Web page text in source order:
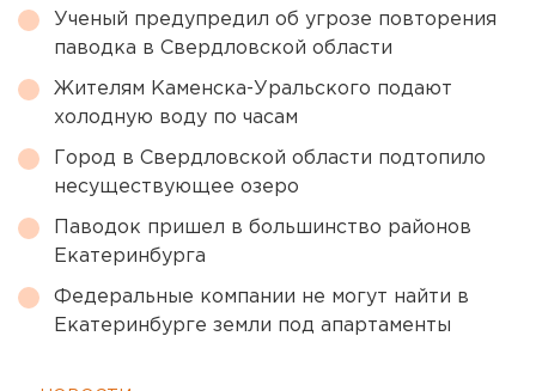
Ученый предупредил об угрозе повторения
паводка в Свердловской области
Жителям Каменска-Уральского подают
холодную воду по часам
Город в Свердловской области подтопило
несуществующее озеро
Паводок пришел в большинство районов
Екатеринбурга
Федеральные компании не могут найти в
Екатеринбурге земли под апартаменты